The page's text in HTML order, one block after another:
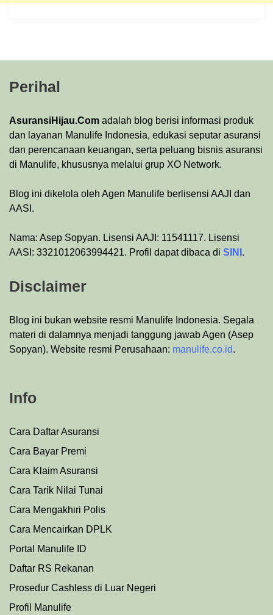
Perihal
AsuransiHijau.Com adalah blog berisi informasi produk
dan layanan Manulife Indonesia, edukasi seputar asuransi
dan perencanaan keuangan, serta peluang bisnis asuransi
di Manulife, khususnya melalui grup XO Network.
Blog ini dikelola oleh Agen Manulife berlisensi AAJI dan
AASI.
Nama: Asep Sopyan. Lisensi AAJI: 11541117. Lisensi
AASI: 3321012063994421. Profil dapat dibaca di SINI .
Disclaimer
Blog ini bukan website resmi Manulife Indonesia. Segala
materi di dalamnya menjadi tanggung jawab Agen (Asep
Sopyan). Website resmi Perusahaan: manulife.co.id.
Info
Cara Daftar Asuransi
Cara Bayar Premi
Cara Klaim Asuransi
Cara Tarik Nilai Tunai
Cara Mengakhiri Polis
Cara Mencairkan DPLK
Portal Manulife ID
Daftar RS Rekanan
Prosedur Cashless di Luar Negeri
Profil Manulife